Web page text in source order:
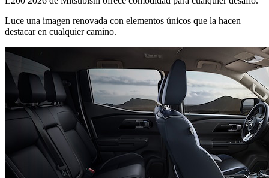
Luce una imagen renovada con elementos únicos que la hacen
destacar en cualquier camino.